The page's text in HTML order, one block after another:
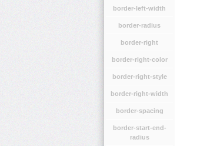
border-left-width
border-radius
border-right
border-right-color
border-right-style
border-right-width
border-spacing
border-start-end-
radius